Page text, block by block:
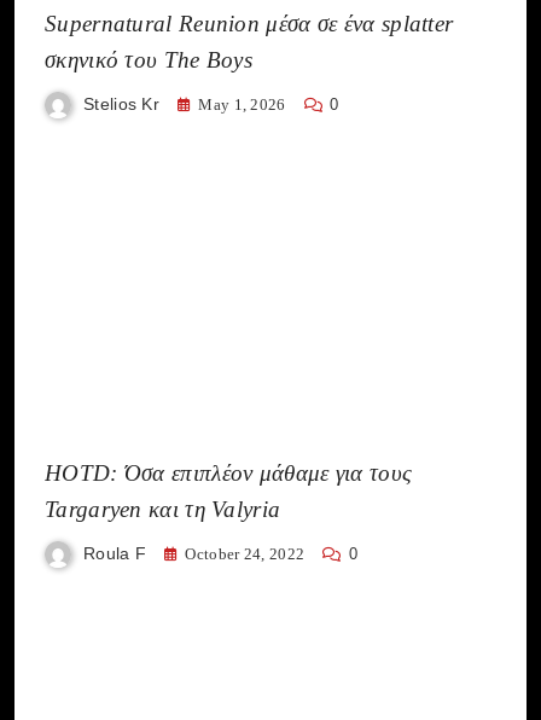
Supernatural Reunion μέσα σε ένα splatter
σκηνικό του The Boys
Stelios Kr May 1, 2026 0
HOTD: Όσα επιπλέον μάθαμε για τους
Targaryen και τη Valyria
Roula F October 24, 2022 0